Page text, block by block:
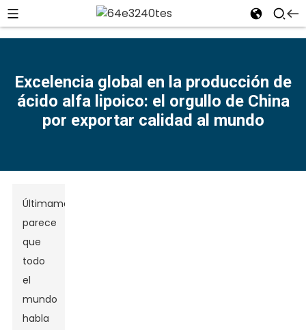
Excelencia global en la producción de
ácido alfa lipoico: el orgullo de China
por exportar calidad al mundo
Últimamente,
parece
que
todo
el
mundo
habla